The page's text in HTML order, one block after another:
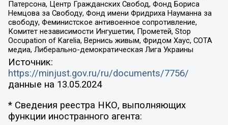
Патерсона, Центр Гражданских Свобод, Фонд Бориса
Немцова за Свободу, Фонд имени Фридриха Науманна за
свободу, Феминистское антивоенное сопротивление,
Комитет независимости Ингушетии, Прометей, Stop
Occupation of Karelia, Вернись живым, Фридом Хаус, СОТА
медиа, Либерально-демократическая Лига Украины
Источник:
https://minjust.gov.ru/ru/documents/7756/
данные на 13.05.2024
* Сведения реестра НКО, выполняющих
функции иностранного агента: